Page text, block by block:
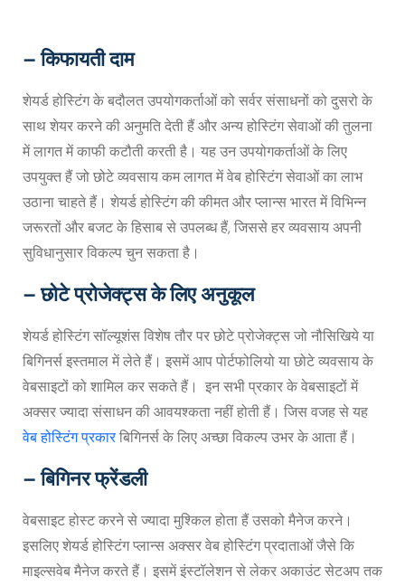
– किफायती दाम
शेयर्ड होस्टिंग के बदौलत उपयोगकर्ताओं को सर्वर संसाधनों को दुसरो के
साथ शेयर करने की अनुमति देती हैं और अन्य होस्टिंग सेवाओं की तुलना
में लागत में काफी कटौती करती है। यह उन उपयोगकर्ताओं के लिए
उपयुक्त हैं जो छोटे व्यवसाय कम लागत में वेब होस्टिंग सेवाओं का लाभ
उठाना चाहते हैं। शेयर्ड होस्टिंग की कीमत और प्लान्स भारत में विभिन्न
जरूरतों और बजट के हिसाब से उपलब्ध हैं, जिससे हर व्यवसाय अपनी
सुविधानुसार विकल्प चुन सकता है।
– छोटे प्रोजेक्ट्स के लिए अनुकूल
शेयर्ड होस्टिंग सॉल्यूशंस विशेष तौर पर छोटे प्रोजेक्ट्स जो नौसिखिये या
बिगिनर्स इस्तमाल में लेते हैं। इसमें आप पोर्टफोलियो या छोटे व्यवसाय के
वेबसाइटों को शामिल कर सकते हैं। इन सभी प्रकार के वेबसाइटों में
अक्सर ज्यादा संसाधन की आवयश्कता नहीं होती हैं। जिस वजह से यह
वेब होस्टिंग प्रकारबिगिनर्स के लिए अच्छा विकल्प उभर के आता हैं।
– बिगिनर फ्रेंडली
वेबसाइट होस्ट करने से ज्यादा मुश्किल होता हैं उसको मैनेज करने।
इसलिए शेयर्ड होस्टिंग प्लान्स अक्सर वेब होस्टिंग प्रदाताओं जैसे कि
माइल्सवेब मैनेज करते हैं। इसमें इंस्टॉलेशन से लेकर अकाउंट सेटअप तक